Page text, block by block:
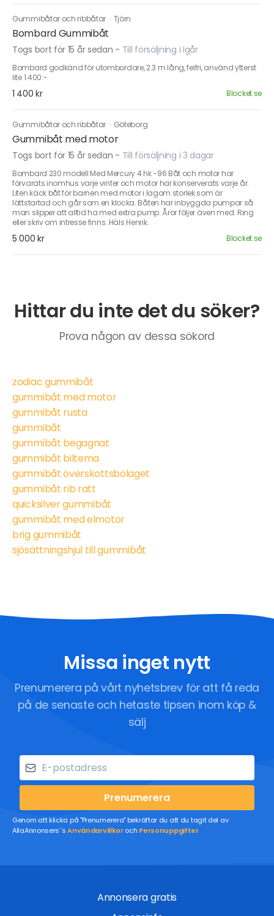
Gummibåtar och ribbåtar · Tjörn
Bombard Gummibåt
Togs bort för 15 år sedan - Till försäljning i Igår
Bombard godkänd för utombordare, 2.3 m lång, felfri, använd ytterst
lite 1.400:-
1 400 kr Blocket.se
Gummibåtar och ribbåtar · Göteborg
Gummibåt med motor
Togs bort för 15 år sedan - Till försäljning i 3 dagar
Bombard 230 modell Med Mercury 4 hk -96 Båt och motor har
förvarats inomhus varje vinter och motor har konserverats varje år.
Liten käck båt för barnen med motor i lagom storlek som är
lättstartad och går som en klocka. Båten har inbyggda pumpar så
man slipper att alltid ha med extra pump. Åror följer även med. Ring
eller skriv om intresse finns. Häls Henrik.
5 000 kr Blocket.se
Hittar du inte det du söker?
Prova någon av dessa sökord
zodiac gummibåt
gummibåt med motor
gummibåt rusta
gummibåt
gummibåt begagnat
gummibåt biltema
gummibåt överskottsbolaget
gummibåt rib ratt
quicksilver gummibåt
gummibåt med elmotor
brig gummibåt
sjösättningshjul till gummibåt
Missa inget nytt
Prenumerera på vårt nyhetsbrev för att få reda
på de senaste och hetaste tipsen inom köp &
sälj
Prenumerera
Genom att klicka på "Prenumerera" bekräftar du att du tagit del av
AllaAnnonsers´sAnvändarvillkoroch Personuppgifter
Annonsera gratis